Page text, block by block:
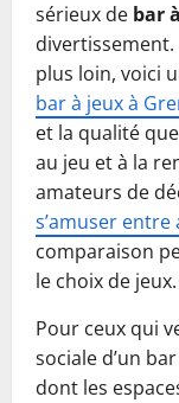
sérieux de bar
plus loin, voici
bar à jeux à
et la qualité
au jeu et à la
amateurs de
s’amuser entre
comparaison
le choix de jeux.
Pour ceux qui
sociale d’un
dont les